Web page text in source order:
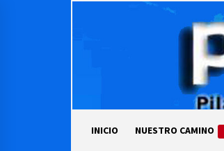
INICIO NUESTRO CAMINO